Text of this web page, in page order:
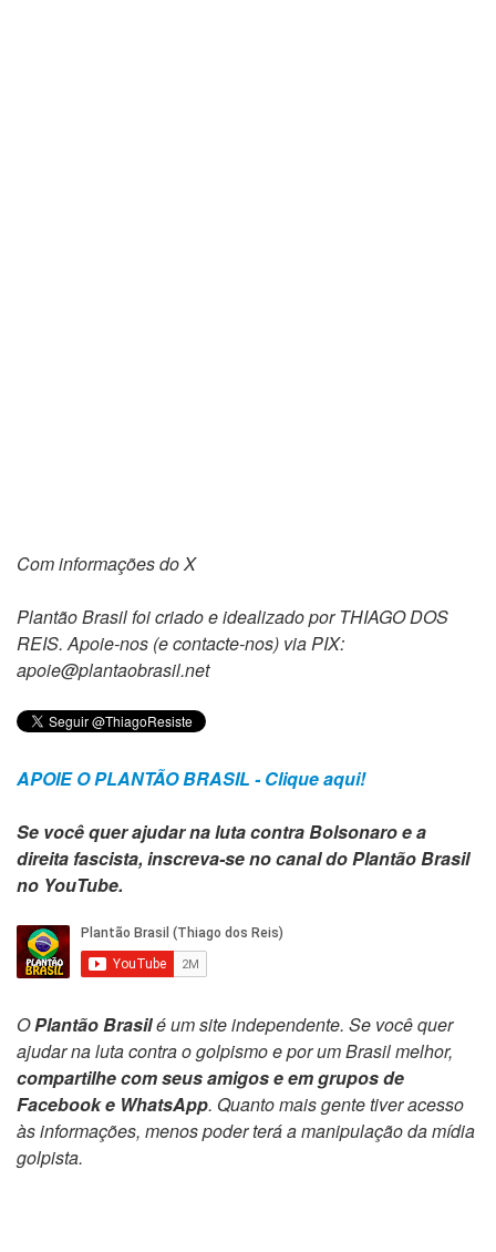
Com informações do X
Plantão Brasil foi criado e idealizado por THIAGO DOS
REIS. Apoie-nos (e contacte-nos) via PIX:
apoie@plantaobrasil.net
APOIE O PLANTÃO BRASIL - Clique aqui!
Se você quer ajudar na luta contra Bolsonaro e a
direita fascista, inscreva-se no canal do Plantão Brasil
no YouTube.
OPlantão Brasilé um site independente. Se você quer
ajudar na luta contra o golpismo e por um Brasil melhor,
compartilhe com seus amigos e em grupos de
Facebook e WhatsApp. Quanto mais gente tiver acesso
às informações, menos poder terá a manipulação da mídia
golpista.